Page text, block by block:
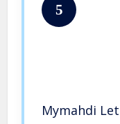
5
Mymahdi